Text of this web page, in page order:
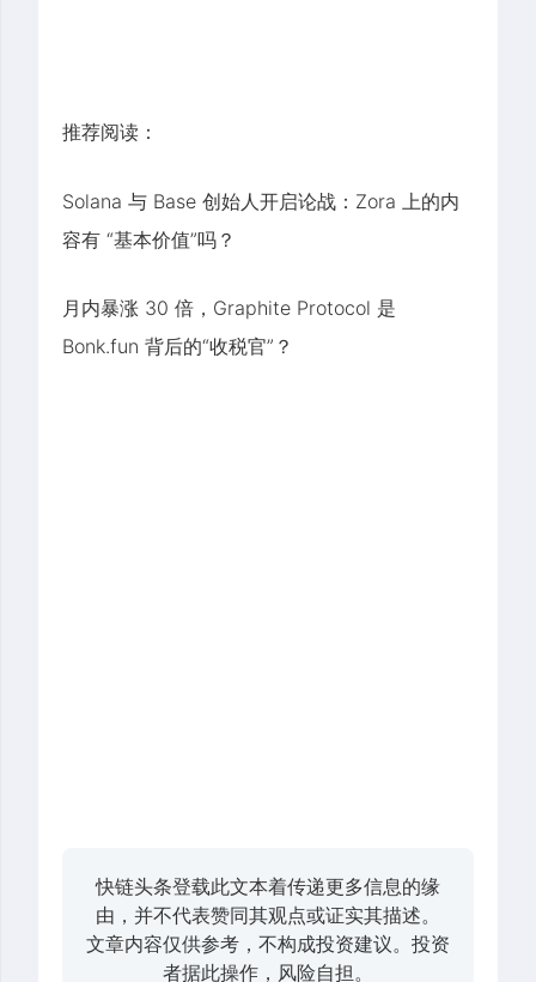
推荐阅读：
Solana 与 Base 创始人开启论战：Zora 上的内
容有 “基本价值”吗？
月内暴涨 30 倍，Graphite Protocol 是
Bonk.fun 背后的“收税官”？
快链头条登载此文本着传递更多信息的缘
由，并不代表赞同其观点或证实其描述。
文章内容仅供参考，不构成投资建议。投资
者据此操作，风险自担。